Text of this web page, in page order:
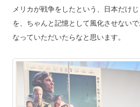
メリカが戦争をしたという、日本だけ
を、ちゃんと記憶として風化させない
なっていただいたらなと思います。